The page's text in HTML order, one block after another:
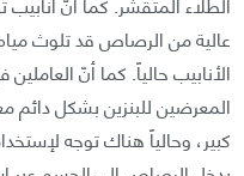
عالية من الرصاص قد تلوث
الأنابيب حالياً. كما أنّ
المعرضين للبنزين بشكل
كبير، وحالياً هناك توجه